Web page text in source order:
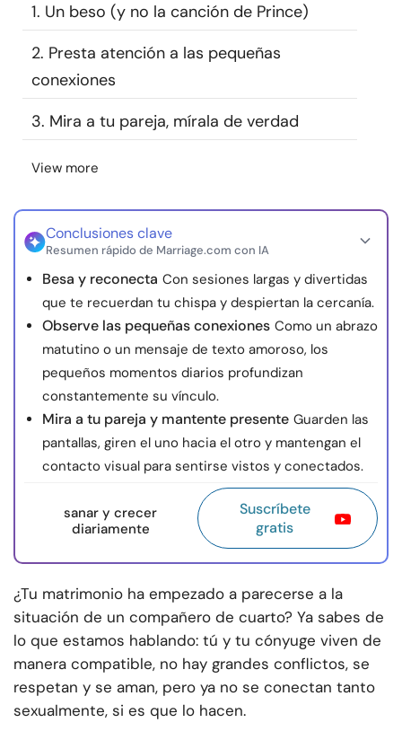
Comunidad
Encuentra un terapeuta
Idioma
nosotros
© Copyright 2026. Todos los derechos reservados.
1. Un beso (y no la canción de Prince)
2. Presta atención a las pequeñas
conexiones
3. Mira a tu pareja, mírala de verdad
View more
Conclusiones clave
Resumen rápido de Marriage.com con IA
Besa y reconecta Con sesiones largas y divertidas
que te recuerdan tu chispa y despiertan la cercanía.
Observe las pequeñas conexiones Como un abrazo
matutino o un mensaje de texto amoroso, los
pequeños momentos diarios profundizan
constantemente su vínculo.
Mira a tu pareja y mantente presente Guarden las
pantallas, giren el uno hacia el otro y mantengan el
contacto visual para sentirse vistos y conectados.
sanar y crecer
diariamente
Suscríbete
gratis
¿Tu matrimonio ha empezado a parecerse a la
situación de un compañero de cuarto? Ya sabes de
lo que estamos hablando: tú y tu cónyuge viven de
manera compatible, no hay grandes conflictos, se
respetan y se aman, pero ya no se conectan tanto
sexualmente, si es que lo hacen.